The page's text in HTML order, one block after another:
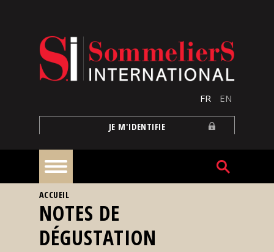
FR EN
JE M'IDENTIFIE
À
la
une
VOUS ÊTES ICI
ACCUEIL
NOTES DE
DÉGUSTATION